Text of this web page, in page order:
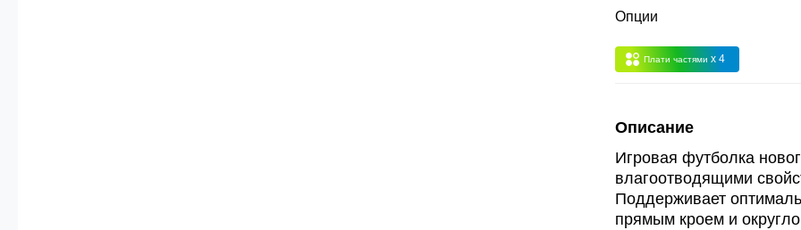
- сумма всех заказов за 6 месяцев 200.000
сумма всех заказов за 6 месяцев - 400.000
Опции
Плати частями x 4
Описание
Игровая футболка
влагоотводящими
Поддерживает
прямым кроем и